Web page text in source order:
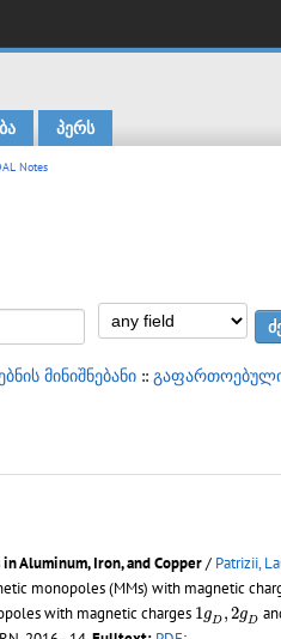
პერს
Notes
მინიშნებანი :: გაფართოებული
Aluminum, Iron, and Copper/ Patrizii,
monopoles (MMs) with magnetic
with magnetic charges 1gD ,2gD
1 𝑔 2𝑔